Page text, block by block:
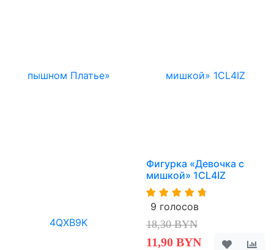
Фигурка «Девочка с
мишкой» 1CL4IZ
9 голосов
18,30 BYN
11,90 BYN